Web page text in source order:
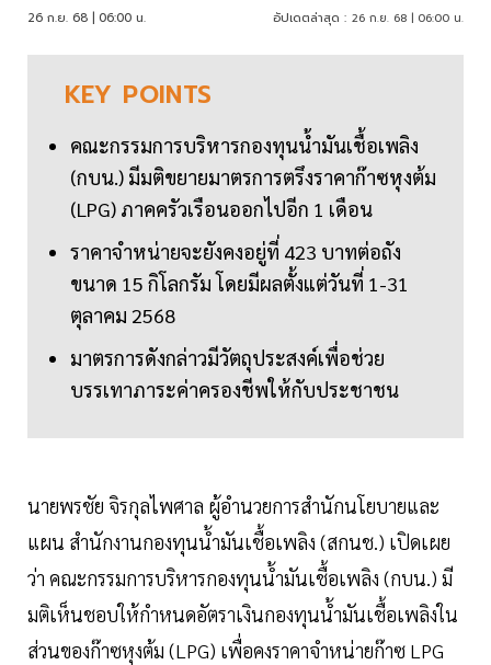
26 ก.ย. 68 | 06:00 น. อัปเดตล่าสุด : 26 ก.ย. 68 | 06:00 น.
KEY POINTS
คณะกรรมการบริหารกองทุนน้ำมันเชื้อเพลิง
(กบน.) มีมติขยายมาตรการตรึงราคาก๊าซหุงต้ม
(LPG) ภาคครัวเรือนออกไปอีก 1 เดือน
ราคาจำหน่ายจะยังคงอยู่ที่ 423 บาทต่อถัง
ขนาด 15 กิโลกรัม โดยมีผลตั้งแต่วันที่ 1-31
ตุลาคม 2568
มาตรการดังกล่าวมีวัตถุประสงค์เพื่อช่วย
บรรเทาภาระค่าครองชีพให้กับประชาชน
นายพรชัย จิรกุลไพศาล ผู้อำนวยการสำนักนโยบายและ
แผน สำนักงานกองทุนน้ำมันเชื้อเพลิง (สกนช.) เปิดเผย
ว่า คณะกรรมการบริหารกองทุนน้ำมันเชื้อเพลิง (กบน.) มี
มติเห็นชอบให้กำหนดอัตราเงินกองทุนน้ำมันเชื้อเพลิงใน
ส่วนของก๊าซหุงต้ม (LPG) เพื่อคงราคาจำหน่ายก๊าซ LPG